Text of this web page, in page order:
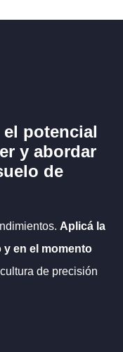
potencial
y abordar
de
Aplicá la
en el momento
de precisión